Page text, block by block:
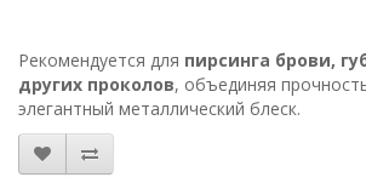
Рекомендуется для пирсинга брови,
других проколов, объединяя
элегантный металлический блеск.